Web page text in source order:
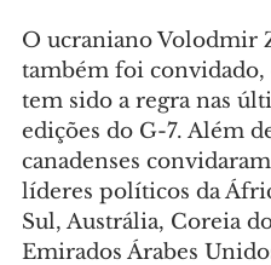
O ucraniano Volodmir
também foi convidado,
tem sido a regra nas
edições do G-7. Além
canadenses
líderes políticos da
Sul, Austrália, Coreia
Emirados Árabes